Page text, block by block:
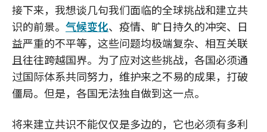
接下来，我想谈几句我们面临的全球挑战和建立共
识的前景。 气候变化、疫情、旷日持久的冲突、日
益严重的不平等，这些问题均极端复杂、相互关联
且往往跨越国界。为了应对这些挑战，各国必须通
过国际体系共同努力，维护来之不易的成果，打破
僵局。但是，各国无法独自做到这一点。
将来建立共识不能仅仅是多边的，它也必须有多利